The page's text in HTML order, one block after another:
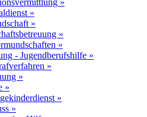
»
»
»
»
»
- Jugendberufshilfe »
»
»
»
»
»